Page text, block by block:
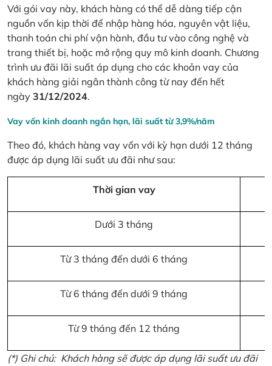
Với gói vay này, khách hàng có thể dễ dàng tiếp cận
nguồn vốn kịp thời để nhập hàng hóa, nguyên vật liệu,
thanh toán chi phí vận hành, đầu tư vào công nghệ và
trang thiết bị, hoặc mở rộng quy mô kinh doanh. Chương
trình ưu đãi lãi suất áp dụng cho các khoản vay của
khách hàng giải ngân thành công từ nay đến hết
ngày 31/12/2024.
Vay vốn kinh doanh ngắn hạn, lãi suất từ 3,9%/năm
Theo đó, khách hàng vay vốn với kỳ hạn dưới 12 tháng
được áp dụng lãi suất ưu đãi như sau:
Thời gian vay
Dưới 3 tháng
Từ 3 tháng đến dưới 6 tháng
Từ 6 tháng đến dưới 9 tháng
Từ 9 tháng đến 12 tháng
(*) Ghi chú: Khách hàng sẽ được áp dụng lãi suất ưu đãi